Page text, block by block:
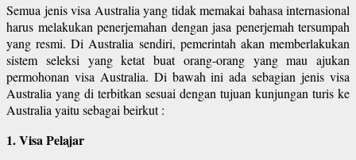
Semua jenis visa Australia yang tidak memakai bahasa internasional
harus melakukan penerjemahan dengan jasa penerjemah tersumpah
yang resmi. Di Australia sendiri, pemerintah akan memberlakukan
sistem seleksi yang ketat buat orang-orang yang mau ajukan
permohonan visa Australia. Di bawah ini ada sebagian jenis visa
Australia yang di terbitkan sesuai dengan tujuan kunjungan turis ke
Australia yaitu sebagai beirkut :
1. Visa Pelajar